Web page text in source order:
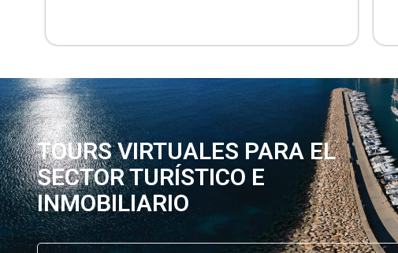
TOURS VIRTUALES PARA EL
SECTOR TURÍSTICO E
INMOBILIARIO